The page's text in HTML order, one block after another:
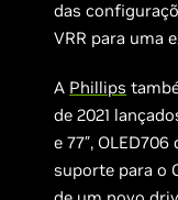
das
VRR para uma
A Phillips
de 2021
e 77″, OLED706
suporte para o